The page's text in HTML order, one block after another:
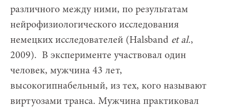
различного между ними, по результатам
нейрофизиологического исследования
немецких исследователей (Halsband et al.,
2009). В эксперименте участвовал один
человек, мужчина 43 лет,
высокогипнабельный, из тех, кого называют
виртуозами транса. Мужчина практиковал